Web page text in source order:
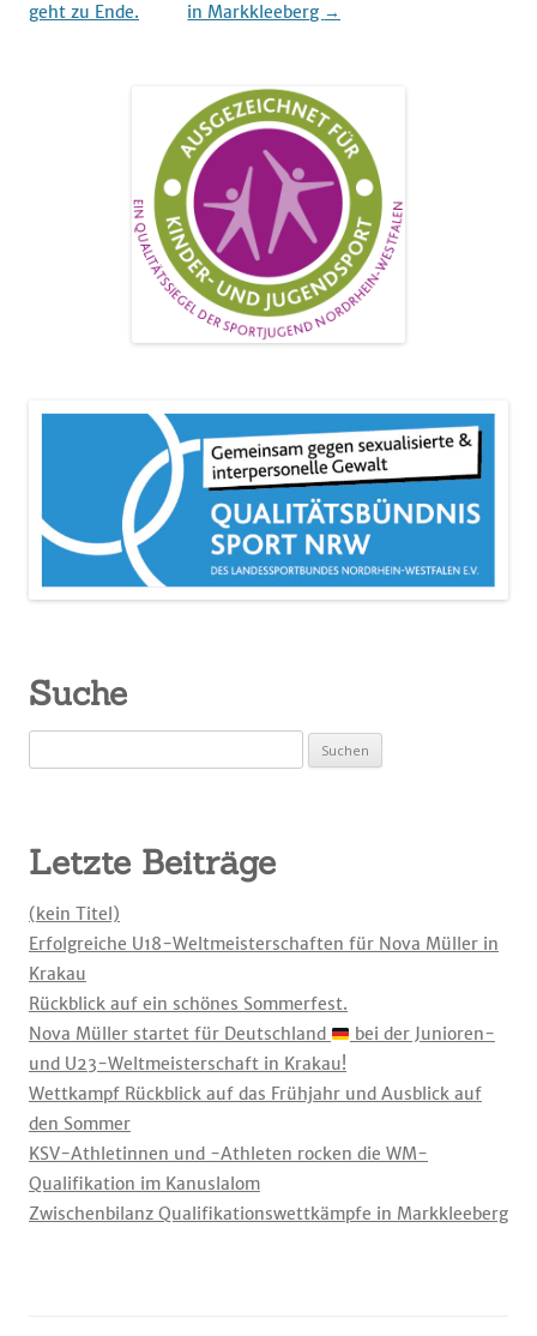
geht zu Ende.
in Markkleeberg →
Suche
nach:
Letzte Beiträge
(kein Titel)
Erfolgreiche U18-Weltmeisterschaften für Nova Müller in
Krakau
Rückblick auf ein schönes Sommerfest.
Nova Müller startet für Deutschland
bei der Junioren-
und U23-Weltmeisterschaft in Krakau!
Wettkampf Rückblick auf das Frühjahr und Ausblick auf
den Sommer
KSV-Athletinnen und -Athleten rocken die WM-
Qualifikation im Kanuslalom
Zwischenbilanz Qualifikationswettkämpfe in Markkleeberg